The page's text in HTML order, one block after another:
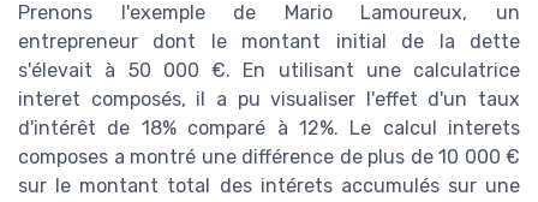
Prenons l'exemple de Mario Lamoureux, un
entrepreneur dont le montant initial de la dette
s'élevait à 50 000 €. En utilisant une calculatrice
interet composés, il a pu visualiser l'effet d'un taux
d'intérêt de 18% comparé à 12%. Le calcul interets
composes a montré une différence de plus de 10 000 €
sur le montant total des intérets accumulés sur une